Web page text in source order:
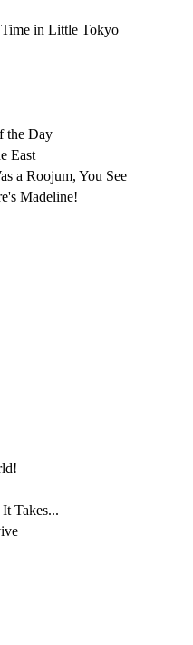
in Little Tokyo
the Day
East
a Roojum, You See
Madeline!
Takes...